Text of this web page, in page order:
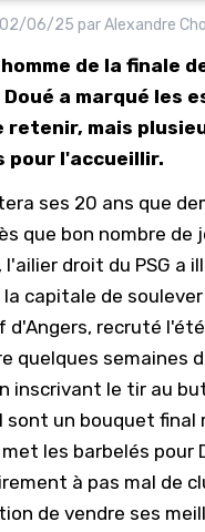
02/06/25 parAlexandre
de la finale
Doué a marqué les
retenir, mais
pour l'accueillir.
ses 20 ans que
que bon nombre
l'ailier droit du PSG a
la capitale de
d'Angers, recruté
quelques semaines
inscrivant le tir au
sont un bouquet final
met les barbelés pour
à pas mal de
de vendre ses